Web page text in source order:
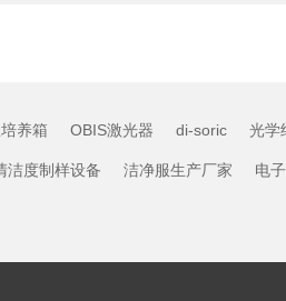
养箱 OBIS激光器 di-soric 光学
洁度制样设备 洁净服生产厂家 电